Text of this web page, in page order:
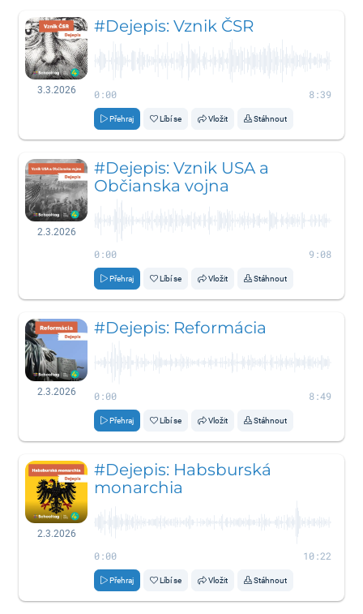
3.3.2026
#Dejepis: Vznik ČSR
0:00 8:39
Přehraj Líbí se Vložit Stáhnout
2.3.2026
#Dejepis: Vznik USA a
Občianska vojna
0:00 9:08
Přehraj Líbí se Vložit Stáhnout
2.3.2026
#Dejepis: Reformácia
0:00 8:49
Přehraj Líbí se Vložit Stáhnout
2.3.2026
#Dejepis: Habsburská
monarchia
0:00 10:22
Přehraj Líbí se Vložit Stáhnout